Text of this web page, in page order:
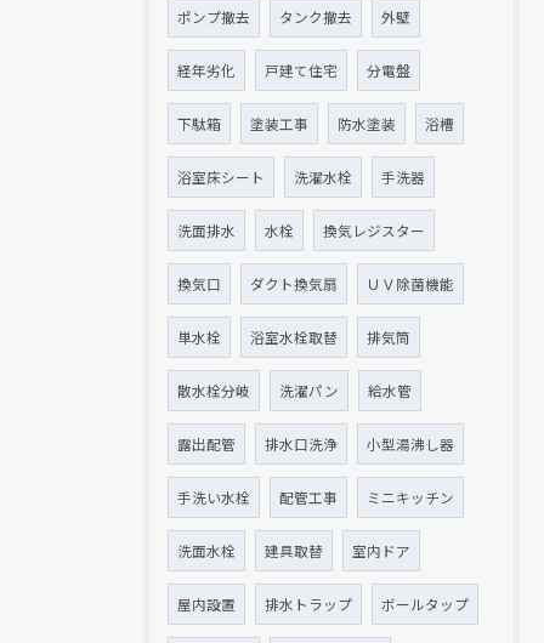
ポンプ撤去 タンク撤去 外壁
経年劣化 戸建て住宅 分電盤
下駄箱 塗装工事 防水塗装 浴槽
浴室床シート 洗濯水栓 手洗器
洗面排水 水栓 換気レジスター
換気口 ダクト換気扇 ＵＶ除菌機能
単水栓 浴室水栓取替 排気筒
散水栓分岐 洗濯パン 給水管
露出配管 排水口洗浄 小型湯沸し器
手洗い水栓 配管工事 ミニキッチン
洗面水栓 建具取替 室内ドア
屋内設置 排水トラップ ボールタップ